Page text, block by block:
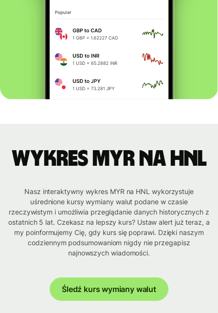
Wykres MYR na HNL
Nasz interaktywny wykres MYR na HNL wykorzystuje
uśrednione kursy wymiany walut podane w czasie
rzeczywistym i umożliwia przeglądanie danych historycznych z
ostatnich 5 lat. Czekasz na lepszy kurs? Ustaw alert już teraz, a
my poinformujemy Cię, gdy kurs się poprawi. Dzięki naszym
codziennym podsumowaniom nigdy nie przegapisz
najnowszych wiadomości.
Śledź kurs wymiany walut